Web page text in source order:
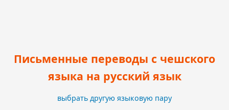
Письменные переводы с чешского
языка на русский язык
выбрать другую языковую пару